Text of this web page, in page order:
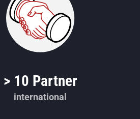
> 10 Partner
international